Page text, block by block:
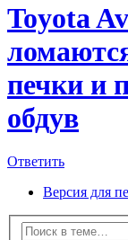
Toyota
печки и
обдув
Ответить
Версия для